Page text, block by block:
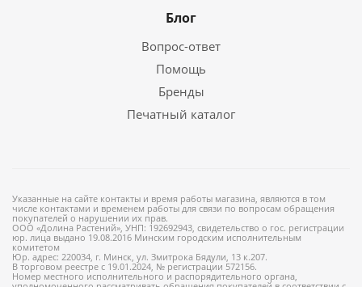
Блог
Вопрос-ответ
Помощь
Бренды
Печатный каталог
Указанные на сайте контакты и время работы магазина, являются в том
числе контактами и временем работы для связи по вопросам обращения
покупателей о нарушении их прав.
ООО «Долина Растений», УНП: 192692943, свидетельство о гос. регистрации
юр. лица выдано 19.08.2016 Минским городским исполнительным
комитетом
Юр. адрес: 220034, г. Минск, ул. Змитрока Бядули, 13 к.207.
В торговом реестре с 19.01.2024, № регистрации 572156.
Номер местного исполнительного и распорядительного органа,